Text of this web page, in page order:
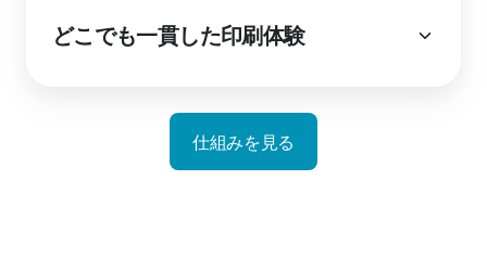
どこでも一貫した印刷体験
仕組みを見る